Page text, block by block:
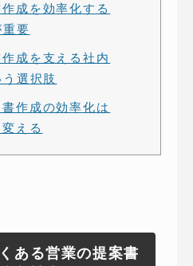
成を効率化する
要
成を支える社内
選択肢
作成の効率化は
える
ある営業の提案書